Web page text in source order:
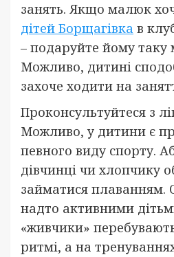
занять. Якщо малюк
дітей Борщагівка в
– подаруйте йому таку
Можливо, дитині
захоче ходити на
Проконсультуйтеся з
Можливо, у дитини є
певного виду спорту.
дівчинці чи хлопчику
займатися плаванням.
надто активними
«живчики»
ритмі, а на